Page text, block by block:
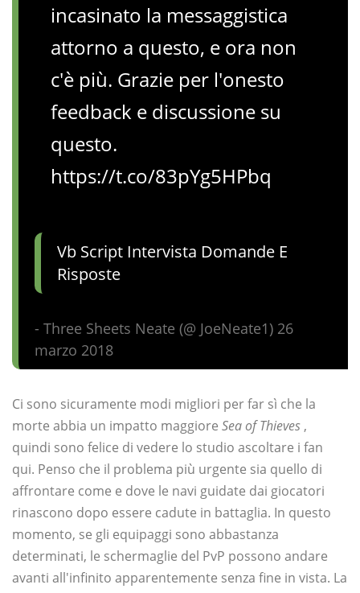
incasinato la messaggistica
attorno a questo, e ora non
c'è più. Grazie per l'onesto
feedback e discussione su
questo.
https://t.co/83pYg5HPbq
Vb Script Intervista Domande E
Risposte
- Three Sheets Neate (@ JoeNeate1) 26
marzo 2018
Ci sono sicuramente modi migliori per far sì che la
morte abbia un impatto maggiore Sea of ​​Thieves ,
quindi sono felice di vedere lo studio ascoltare i fan
qui. Penso che il problema più urgente sia quello di
affrontare come e dove le navi guidate dai giocatori
rinascono dopo essere cadute in battaglia. In questo
momento, se gli equipaggi sono abbastanza
determinati, le schermaglie del PvP possono andare
avanti all'infinito apparentemente senza fine in vista. La